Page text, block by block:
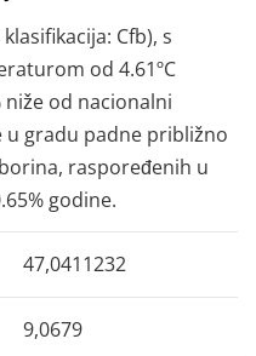
Cfb), s
od 4.61ºC
niže od nacionalni
u gradu padne približno
raspoređenih u
godine.
47,0411232
9,0679